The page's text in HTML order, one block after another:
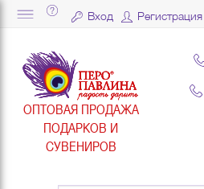
Вход Регистрация
ОПТОВАЯ ПРОДАЖА
ПОДАРКОВ И
СУВЕНИРОВ